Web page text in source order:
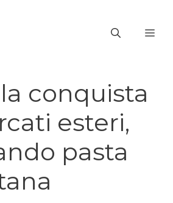
conquista
esteri,
pasta